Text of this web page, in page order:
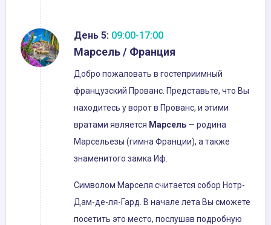
День 5: 09:00-17:00
Марсель / Франция
Добро пожаловать в гостеприимный
французский Прованс. Представьте, что Вы
находитесь у ворот в Прованс, и этими
вратами является Марсель — родина
Марсельезы (гимна Франции), а также
знаменитого замка Иф.
Символом Марселя считается собор Нотр-
Дам-де-ля-Гард. В начале лета Вы сможете
посетить это место, послушав подробную